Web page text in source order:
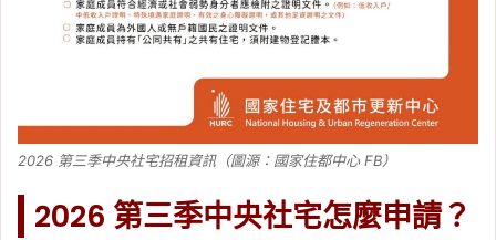
2026 第三季中央社宅招租資訊（圖源：國家住都中心 FB）
2026 第三季中央社宅怎麼申請？